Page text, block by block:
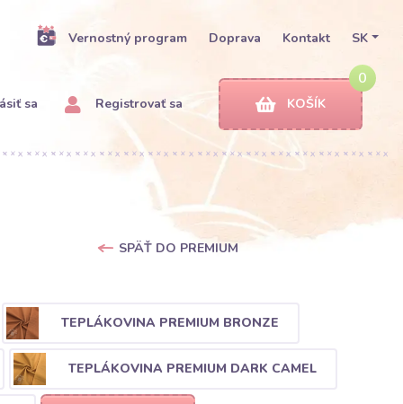
Vernostný program Doprava Kontakt SK
sa Registrovať sa
0
KOŠÍK
SPÄŤ DO PREMIUM
TEPLÁKOVINA PREMIUM BRONZE
TEPLÁKOVINA PREMIUM DARK CAMEL